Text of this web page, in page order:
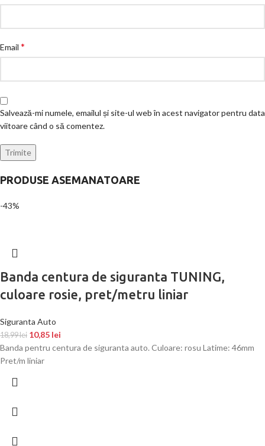
Email *
Salvează-mi numele, emailul și site-ul web în acest navigator pentru data
viitoare când o să comentez.
PRODUSE ASEMANATOARE
-43%
Banda centura de siguranta TUNING,
culoare rosie, pret/metru liniar
Siguranta Auto
18,99lei 10,85 lei
Banda pentru centura de siguranta auto. Culoare: rosu Latime: 46mm
Pret/m liniar